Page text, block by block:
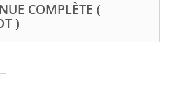
COMPLÈTE (
)